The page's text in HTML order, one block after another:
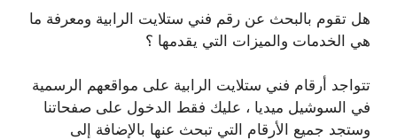
هل تقوم بالبحث عن رقم فني ستلايت الرابية ومعرفة ما
هي الخدمات والميزات التي يقدمها ؟
تتواجد أرقام فني ستلايت الرابية على مواقعهم الرسمية
في السوشيل ميديا ، عليك فقط الدخول على صفحاتنا
وستجد جميع الأرقام التي تبحث عنها بالإضافة إلى